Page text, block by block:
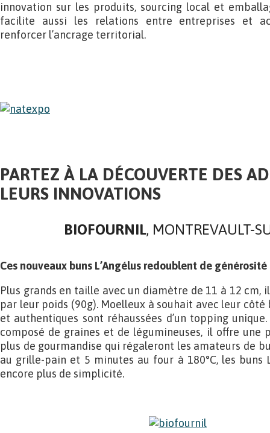
innovation sur les produits, sourcing local et
facilite aussi les relations entre entreprises et
renforcer l’ancrage territorial.
PARTEZ À LA DÉCOUVERTE DES
LEURS INNOVATIONS
BIOFOURNIL, MONTREVAULT-
Ces nouveaux buns L’Angélus redoublent de
Plus grands en taille avec un diamètre de 11 à 12 cm,
par leur poids (90g). Moelleux à souhait avec leur côté
et authentiques sont réhaussées d’un topping
composé de graines et de légumineuses, il offre une
plus de gourmandise qui régaleront les amateurs de
au grille-pain et 5 minutes au four à 180°C, les buns
encore plus de simplicité.